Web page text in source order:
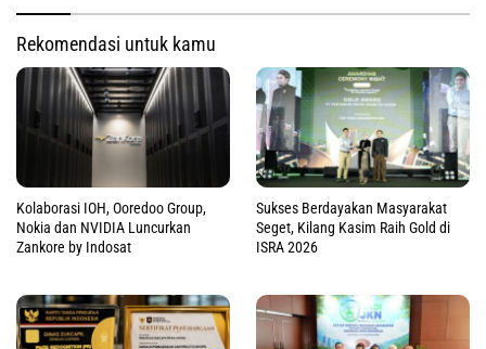
Rekomendasi untuk kamu
Kolaborasi IOH, Ooredoo Group,
Nokia dan NVIDIA Luncurkan
Zankore by Indosat
Sukses Berdayakan Masyarakat
Seget, Kilang Kasim Raih Gold di
ISRA 2026